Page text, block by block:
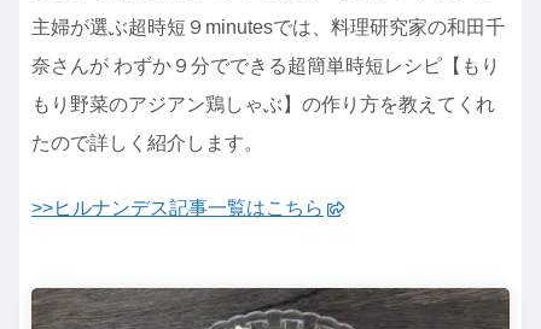
主婦が選ぶ超時短９minutesでは、料理研究家の和田千
奈さんが わずか９分でできる超簡単時短レシピ【もり
もり野菜のアジアン鶏しゃぶ】の作り方を教えてくれ
たので詳しく紹介します。
>>ヒルナンデス記事一覧はこちら